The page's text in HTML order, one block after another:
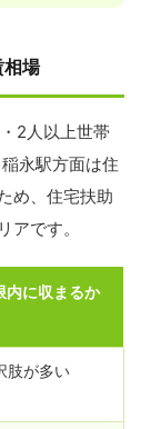
相場
2人以上世帯
永駅方面は住
め、住宅扶助
アです。
内に収まるか
肢が多い